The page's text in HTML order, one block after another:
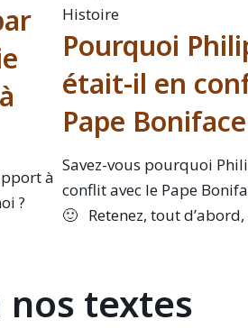
à
?
Histoire
Pourquoi
était-il en
Pape
Savez-vous pourquoi
conflit avec le Pape
🙂 Retenez, tout
nos textes